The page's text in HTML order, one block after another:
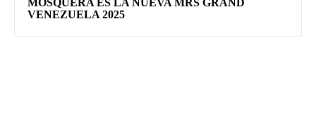
MOSQUERA ES LA NUEVA MRS GRAND
VENEZUELA 2025